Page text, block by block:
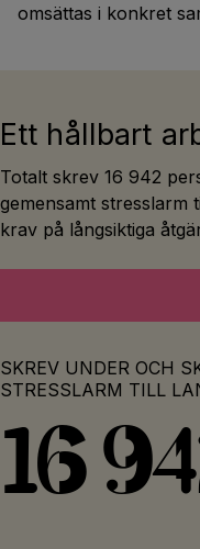
omsättas i konkret
Ett hållbart
Totalt skrev 16 942
gemensamt stresslarm
krav på långsiktiga
SKREV UNDER OCH
STRESSLARM TILL
16